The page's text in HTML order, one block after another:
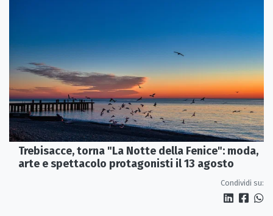
Trebisacce, torna "La Notte della Fenice": moda,
arte e spettacolo protagonisti il 13 agosto
Condividi su: